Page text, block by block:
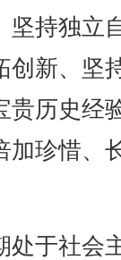
坚持独立
创新、坚
贵历史经
加珍惜、
于社会